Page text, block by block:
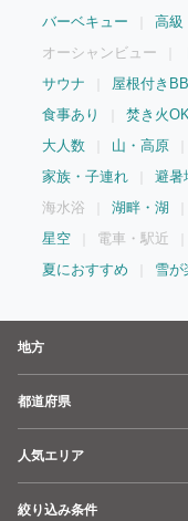
バーベキュー 高級
オーシャンビュー
サウナ
屋根付き
食事あり
焚き火
大人数
山・高原
家族・子連れ
避暑
海水浴
湖畔・湖
星空
電車・駅近
夏におすすめ
雪が
地方
都道府県
人気エリア
絞り込み条件